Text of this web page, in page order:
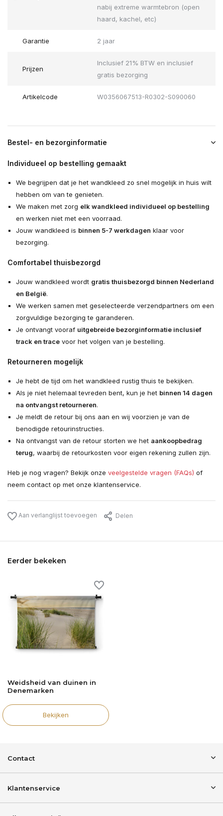
nabij extreme warmtebron (open
haard, kachel, etc)
Garantie 2 jaar
Prijzen
Inclusief 21% BTW en inclusief
gratis bezorging
Artikelcode W0356067513-R0302-S090060
Bestel- en bezorginformatie
Individueel op bestelling gemaakt
We begrijpen dat je het wandkleed zo snel mogelijk in huis wilt
hebben om van te genieten.
We maken met zorg elk wandkleed individueel op bestelling
en werken niet met een voorraad.
Jouw wandkleed is binnen 5-7 werkdagen klaar voor
bezorging.
Comfortabel thuisbezorgd
Jouw wandkleed wordt gratis thuisbezorgd binnen Nederland
en België.
We werken samen met geselecteerde verzendpartners om een
zorgvuldige bezorging te garanderen.
Je ontvangt vooraf uitgebreide bezorginformatie inclusief
track en tracevoor het volgen van je bestelling.
Retourneren mogelijk
Je hebt de tijd om het wandkleed rustig thuis te bekijken.
Als je niet helemaal tevreden bent, kun je het binnen 14 dagen
na ontvangst retourneren.
Je meldt de retour bij ons aan en wij voorzien je van de
benodigde retourinstructies.
Na ontvangst van de retour storten we het aankoopbedrag
terug, waarbij de retourkosten voor eigen rekening zullen zijn.
Heb je nog vragen? Bekijk onze veelgestelde vragen (FAQs) of
neem contact op met onze klantenservice.
Aan verlanglijst toevoegen Delen
Eerder bekeken
Weidsheid van duinen in
Denemarken
Bekijken
Contact
Klantenservice